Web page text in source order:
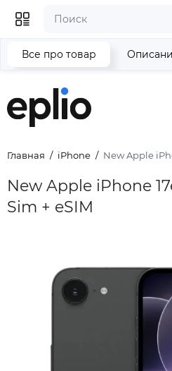
Главная iPhone New Apple
New Apple iPhone
Sim + eSIM
Все про товар